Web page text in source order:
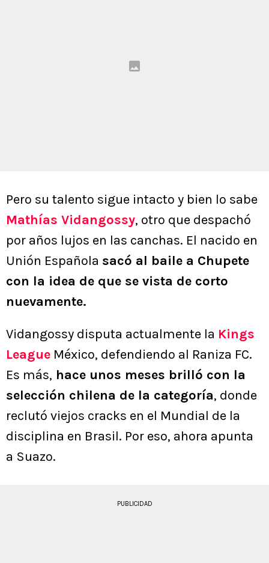
Pero su talento sigue intacto y bien lo sabe
Mathías Vidangossy, otro que despachó
por años lujos en las canchas. El nacido en
Unión Española sacó al baile a Chupete
con la idea de que se vista de corto
nuevamente.
Vidangossy disputa actualmente la Kings
League México, defendiendo al Raniza FC.
Es más, hace unos meses brilló con la
selección chilena de la categoría, donde
reclutó viejos cracks en el Mundial de la
disciplina en Brasil. Por eso, ahora apunta
a Suazo.
PUBLICIDAD